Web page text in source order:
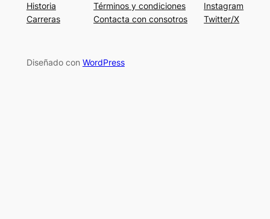
Historia
Carreras
Términos y condiciones
Contacta con consotros
Instagram
Twitter/X
Diseñado con WordPress